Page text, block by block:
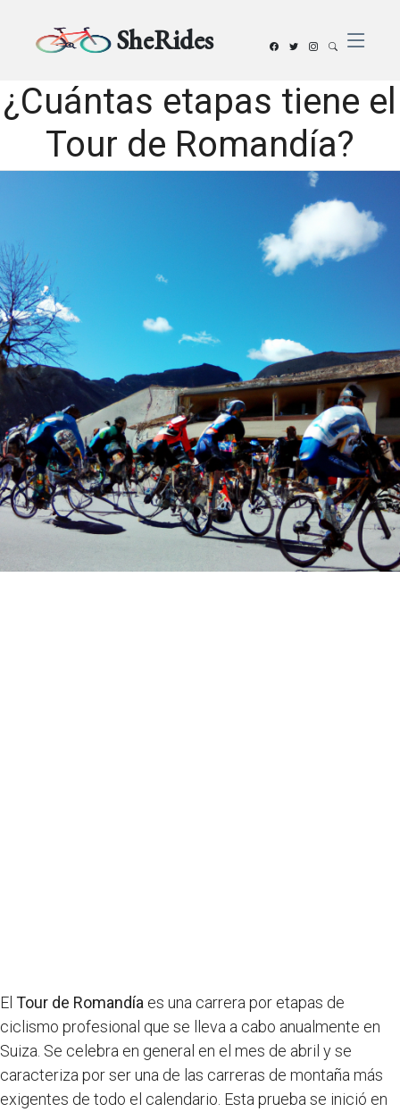
SheRides
¿Cuántas etapas tiene el
Tour de Romandía?
El Tour de Romandía es una carrera por etapas de
ciclismo profesional que se lleva a cabo anualmente en
Suiza. Se celebra en general en el mes de abril y se
caracteriza por ser una de las carreras de montaña más
exigentes de todo el calendario. Esta prueba se inició en